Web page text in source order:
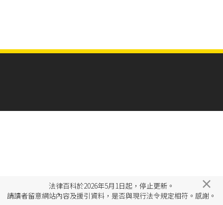
法律百科於2026年5月1日起，停止更新。
請讀者留意網站內容及援引資料，是否與現行法令規定相符。感謝。
×